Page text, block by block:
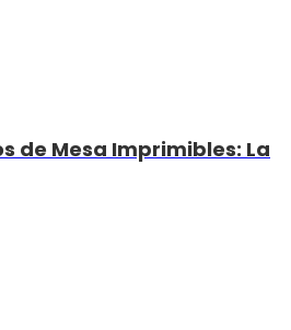
de Mesa Imprimibles: La